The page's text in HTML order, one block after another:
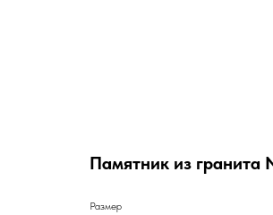
Памятник из гранита
Размер